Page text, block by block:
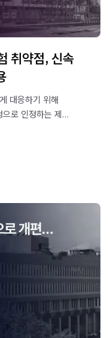
취약점, 신속
대응하기 위해
로 인정하는 제도
면제해 신속한